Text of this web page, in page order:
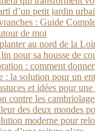
d’un petit jardin
: Guide
de moi
au nord de la
pour sa housse de
: comment
: la solution pour un
et idées pour
contre les
des deux mondes
moderne pour